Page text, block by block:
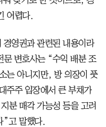
어렵다.
영권과 관련된 내용이라
문 변호사는 “수익 배분 조
는 아니지만, 방 의장이 풋
주주 입장에서 큰 부채가
분 매각 가능성 등을 고려
”고 말했다.